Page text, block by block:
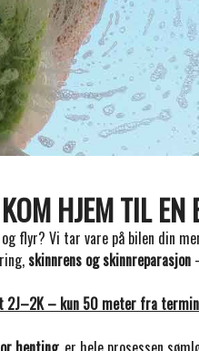
HJEM TIL EN
flyr? Vi tar vare på bilen din
skinnrens og skinnreparasjon
2J–2K – kun 50 meter fra